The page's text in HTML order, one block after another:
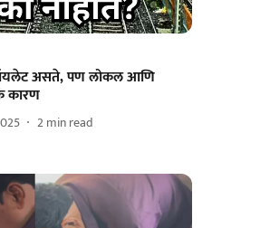
असते, पण लोकल आणि
कारण
2min read